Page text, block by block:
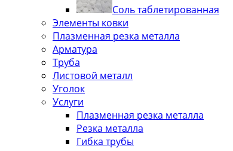
Соль таблетированная
Элементы ковки
Плазменная резка металла
Арматура
Труба
Листовой металл
Уголок
Услуги
Плазменная резка металла
Резка металла
Гибка трубы